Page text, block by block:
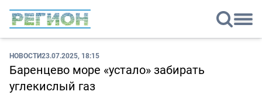
НОВОСТИ23.07.2025, 18:15
Баренцево море «устало» забирать
углекислый газ